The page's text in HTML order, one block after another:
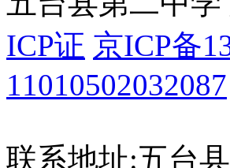
ICP证 京ICP备
11010502032087
联系地址:五台